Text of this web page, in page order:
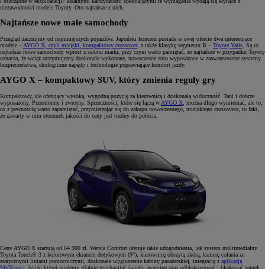
niezawodności modele Toyoty. Oto najtańsze z nich.
Najtańsze nowe małe samochody
Przegląd zacznijmy od najmniejszych pojazdów. Japoński koncern posiada w swej ofercie dwa interesujące
modele – AYGO X, czyli miejski, kompaktowy crossover, a także klasykę segmentu B – Toyotę Yaris . Są to
najtańsze nowe samochody wprost z salonu marki, przy czym warto pamiętać, że najtańsze w przypadku Toyoty
oznacza, że wciąż otrzymujemy doskonale wykonane, nowoczesne auto wyposażone w zaawansowane systemy
bezpieczeństwa, ekologiczne napędy i technologie poprawiające komfort jazdy.
AYGO X – kompaktowy SUV, który zmienia reguły gry
Kompaktowy, ale oferujący wysoką, wygodną pozycję za kierownicą i doskonałą widoczność. Tani i dobrze
wyposażony. Przestronny i zwrotny. Sprzeczności, które się łączą w AYGO X można długo wymieniać, ale to,
co z pewnością warto zapamiętać, przymierzając się do zakupu nowoczesnego, miejskiego crossovera, to fakt,
że zawarty w nim stosunek jakości do ceny jest trudny do pobicia.
Ceny AYGO X startują od 64 900 zł. Wersja Comfort oferuje takie udogodnienia, jak system multimedialny
Toyota Touch® 3 z kolorowym ekranem dotykowym (9"), kierownicę obszytą skórą, kamerę cofania ze
statycznymi liniami pomocniczymi, doskonałe wygłuszenie kabiny pasażerskiej, integrację z aplikacją
MyToyota , dzięki której możemy zdalnie uruchamiać światła awaryjne oraz odblokowywać i blokować zamek